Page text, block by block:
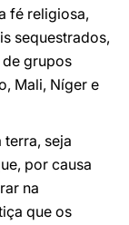
fé religiosa,
sequestrados,
de grupos
Mali, Níger e
terra, seja
por causa
na
que os